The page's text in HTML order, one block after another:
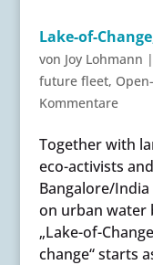
Lake-of-
von Joy Lohmann |
future fleet,
Kommentare
Together with
eco-activists
Bangalore/
on urban water
„Lake-of-
change“ starts